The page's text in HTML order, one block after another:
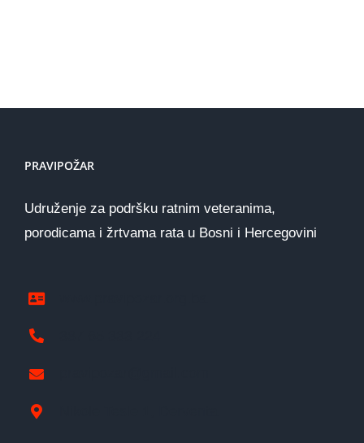
PRAVIPOŽAR
Udruženje za podršku ratnim veteranima,
porodicama i žrtvama rata u Bosni i Hercegovini